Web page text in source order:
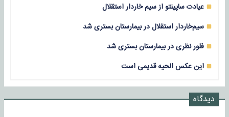
عیادت ساپینتو از سیم خاردار استقلال
سیم‌خاردار استقلال در بیمارستان بستری شد
فلور نظری در بیمارستان بستری شد
این عکس الحیه قدیمی است
دیدگاه